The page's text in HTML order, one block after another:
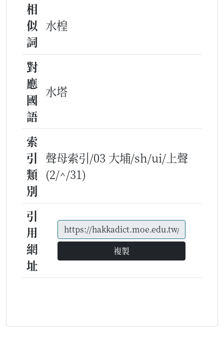
相
似
詞
水楻
對
應
國
語
水塔
索
引
類
別
聲母索引/03 大埔/sh/ui/上聲
(2/^/31)
引
用
網
址
複製